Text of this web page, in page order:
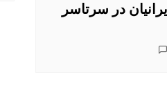
در سرتاسر